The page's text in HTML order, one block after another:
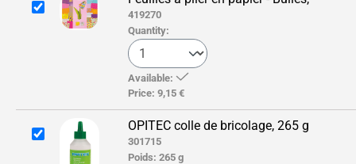
419270
Quantity:
Available:
Price: 9,15 €
OPITEC colle de bricolage, 265 g
301715
Poids: 265 g